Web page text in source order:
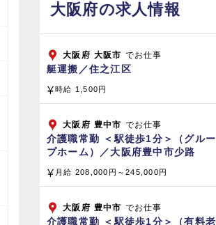
大阪府の求人情報
大阪府 大阪市 でお仕事
艇運搬／住之江区
時給 1,500円
大阪府 豊中市 でお仕事
介護職常勤 ＜駅徒歩1分＞（グルー
プホーム）／大阪府豊中市少路
月給 208,000円～245,000円
大阪府 豊中市 でお仕事
介護職常勤 ＜駅徒歩1分＞（有料老